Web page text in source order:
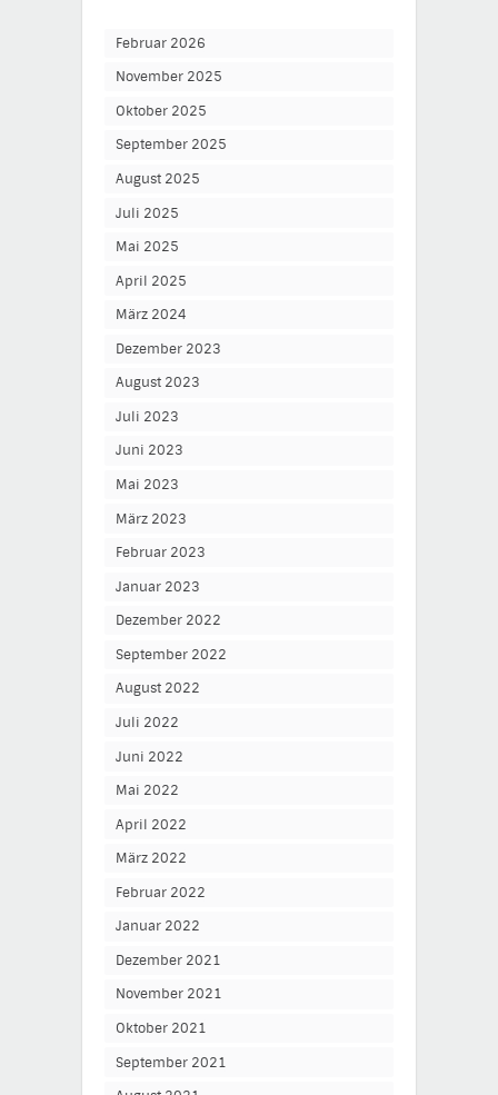
Februar 2026
November 2025
Oktober 2025
September 2025
August 2025
Juli 2025
Mai 2025
April 2025
März 2024
Dezember 2023
August 2023
Juli 2023
Juni 2023
Mai 2023
März 2023
Februar 2023
Januar 2023
Dezember 2022
September 2022
August 2022
Juli 2022
Juni 2022
Mai 2022
April 2022
März 2022
Februar 2022
Januar 2022
Dezember 2021
November 2021
Oktober 2021
September 2021